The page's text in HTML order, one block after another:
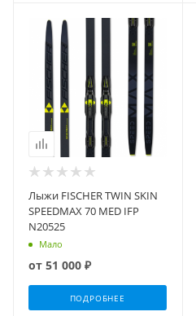
Лыжи FISCHER TWIN SKIN
SPEEDMAX 70 MED IFP
N20525
Мало
от 51 000 ₽
ПОДРОБНЕЕ